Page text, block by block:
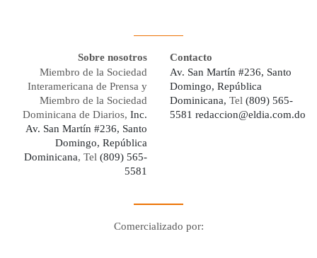
Sobre nosotros
Miembro de la Sociedad
Interamericana de Prensa y
Miembro de la Sociedad
Dominicana de Diarios, Inc.
Av. San Martín #236, Santo
Domingo, República
Dominicana, Tel (809) 565-
5581
Contacto
Av. San Martín #236, Santo
Domingo, República
Dominicana, Tel (809) 565-
5581 redaccion@eldia.com.do
Comercializado por: